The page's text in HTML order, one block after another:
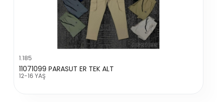
1.185
11071099 PARASUT ER TEK ALT
12-16 YAŞ